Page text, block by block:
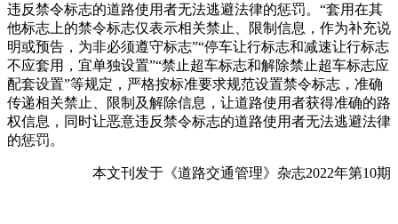
违反禁令标志的道路使用者无法逃避法律的惩罚。“套用在其
他标志上的禁令标志仅表示相关禁止、限制信息，作为补充说
明或预告，为非必须遵守标志”“停车让行标志和减速让行标志
不应套用，宜单独设置”“禁止超车标志和解除禁止超车标志应
配套设置”等规定，严格按标准要求规范设置禁令标志，准确
传递相关禁止、限制及解除信息，让道路使用者获得准确的路
权信息，同时让恶意违反禁令标志的道路使用者无法逃避法律
的惩罚。
本文刊发于《道路交通管理》杂志2022年第10期